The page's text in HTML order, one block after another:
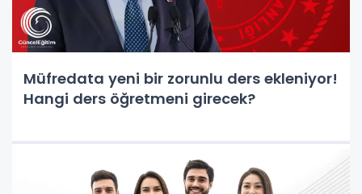
Müfredata yeni bir zorunlu ders ekleniyor!
Hangi ders öğretmeni girecek?